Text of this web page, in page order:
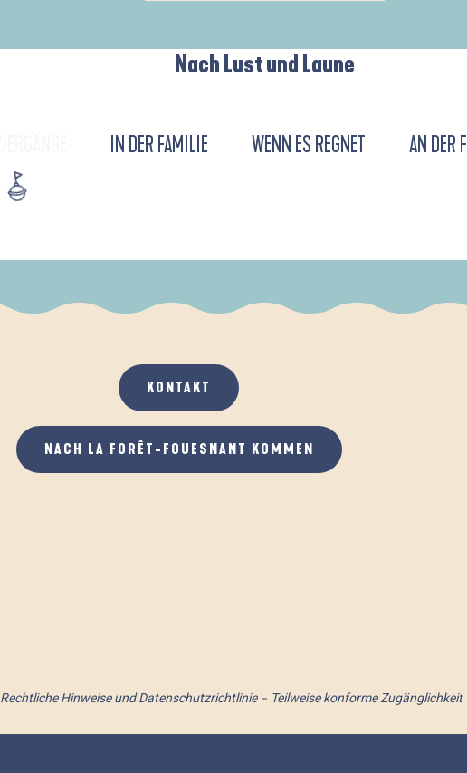
Nach Lust und Laune
IN DER FAMILIE WENN ES REGNET AN DER
KONTAKT
NACH LA FORÊT-FOUESNANT KOMMEN
Rechtliche Hinweise und Datenschutzrichtlinie Teilweise konforme Zugänglichkeit